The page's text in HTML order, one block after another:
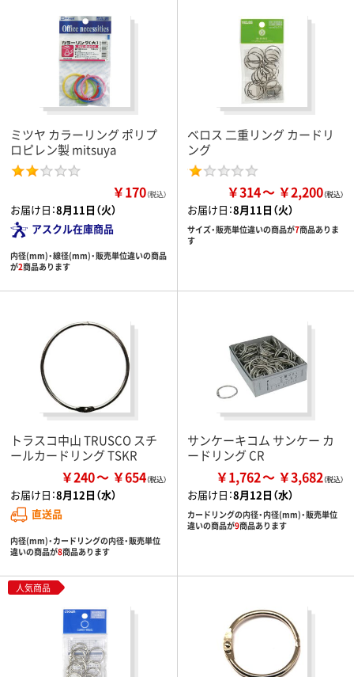
ミツヤ カラーリング ポリプ
ロピレン製 mitsuya
￥170（税込）
お届け日：8月11日（火）
アスクル在庫商品
内径(mm)・線径(mm)・販売単位違いの商品
が2商品あります
ベロス 二重リング カードリ
ング
￥314 ￥2,200
お届け日：8月11日（火）
サイズ・販売単位違いの商品が7商品ありま
す
トラスコ中山 TRUSCO スチ
ールカードリング TSKR
￥240 ￥654
お届け日：8月12日（水）
直送品
内径(mm)・カードリングの内径・販売単位
違いの商品が8商品あります
サンケーキコム サンケー カ
ードリング CR
￥1,762 ￥3,682
お届け日：8月12日（水）
カードリングの内径・内径(mm)・販売単位
違いの商品が9商品あります
人気商品